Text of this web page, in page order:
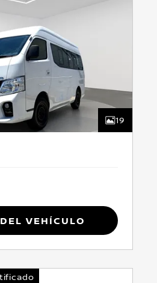
19
vehículo